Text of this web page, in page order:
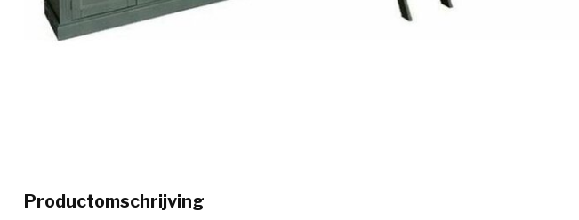
Productomschrijving